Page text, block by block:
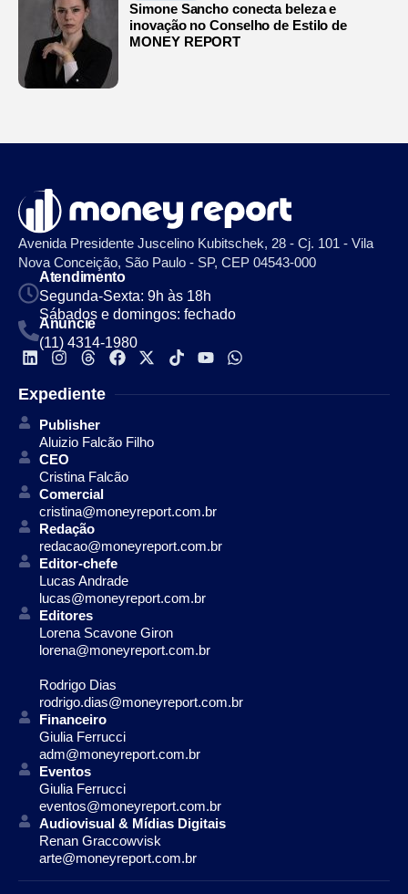
Simone Sancho conecta beleza e
inovação no Conselho de Estilo de
MONEY REPORT
Avenida Presidente Juscelino Kubitschek, 28 - Cj. 101 - Vila
Nova Conceição, São Paulo - SP, CEP 04543-000
Atendimento
Segunda-Sexta: 9h às 18h
Sábados e domingos: fechado
Anuncie
(11) 4314-1980
Expediente
Publisher
Aluizio Falcão Filho
CEO
Cristina Falcão
Comercial
cristina@moneyreport.com.br
Redação
redacao@moneyreport.com.br
Editor-chefe
Lucas Andrade
lucas@moneyreport.com.br
Editores
Lorena Scavone Giron
lorena@moneyreport.com.br
Rodrigo Dias
rodrigo.dias@moneyreport.com.br
Financeiro
Giulia Ferrucci
adm@moneyreport.com.br
Eventos
Giulia Ferrucci
eventos@moneyreport.com.br
Audiovisual & Mídias Digitais
Renan Graccowvisk
arte@moneyreport.com.br